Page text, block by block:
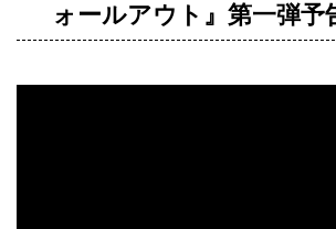
ォールアウト』第一弾予